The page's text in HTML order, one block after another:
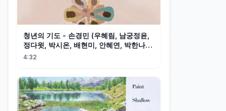
청년의 기도 - 손경민 (우혜림, 남궁정윤,
정다윗, 박시온, 배현미, 안혜연, 박한나),
(햇살콩 캘리)
4:32